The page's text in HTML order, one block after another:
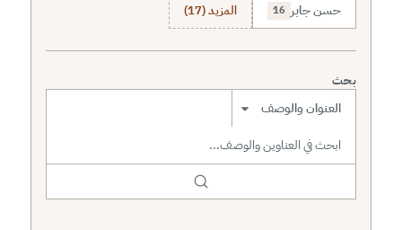
حسن جابر 16 المزيد (17)
بحث
نطاق البحث